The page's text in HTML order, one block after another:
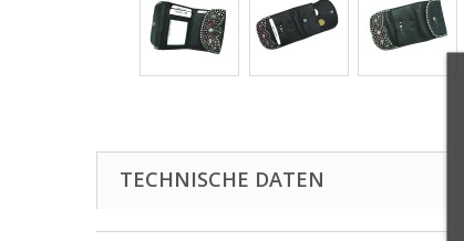
TECHNISCHE DATEN